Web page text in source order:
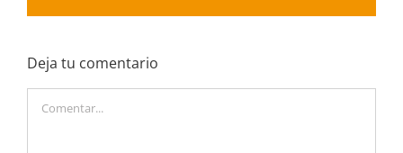
Deja tu comentario